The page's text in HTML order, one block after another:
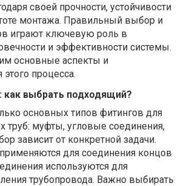
своей прочности, устойчивости
монтажа. Правильный выбор и
играют ключевую роль в
и эффективности системы.
основные аспекты и
процесса.
как выбрать подходящий?
основных типов фитингов для
труб: муфты, угловые соединения,
зависит от конкретной задачи.
для соединения концов
используются для
трубопровода. Важно выбирать